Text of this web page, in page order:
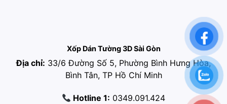
Xốp Dán Tường 3D Sài Gòn
Địa chỉ: 33/6 Đường Số 5, Phường Bình Hưng Hòa,
Bình Tân, TP Hồ Chí Minh
Hotline 1: 0349.091.424